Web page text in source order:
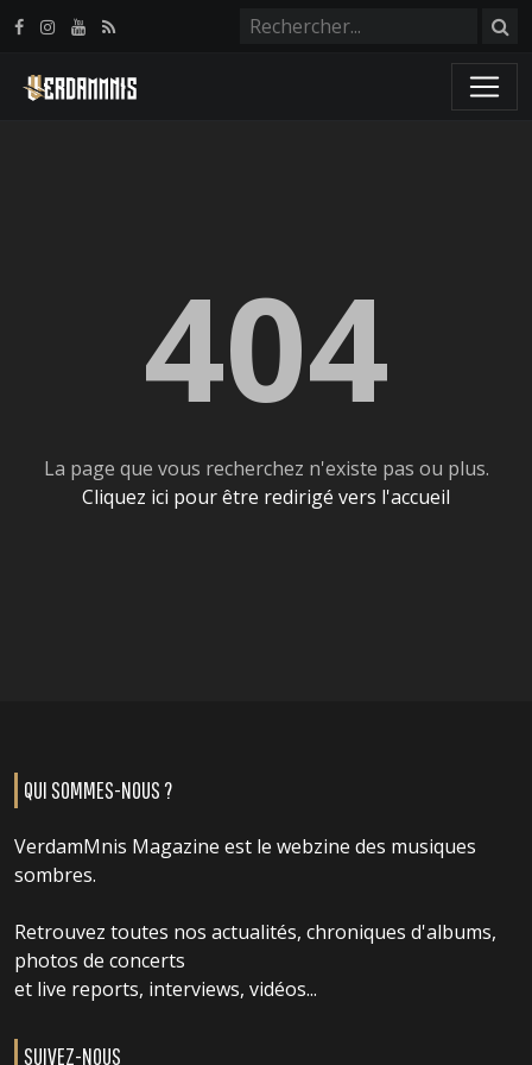
404
La page que vous recherchez n'existe pas ou plus.
Cliquez ici pour être redirigé vers l'accueil
QUI SOMMES-NOUS ?
VerdamMnis Magazine est le webzine des musiques
sombres.
Retrouvez toutes nos actualités, chroniques d'albums,
photos de concerts
et live reports, interviews, vidéos...
SUIVEZ-NOUS
Panneau de gestion des cookies